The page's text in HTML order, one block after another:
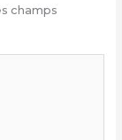
champs